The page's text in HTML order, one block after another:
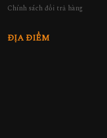
Chính sách đổi trả hàng
ĐỊA ĐIỂM